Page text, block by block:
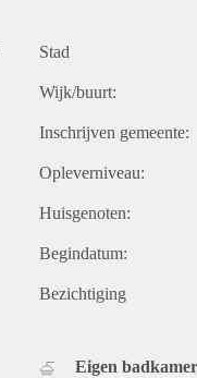
Stad
Wijk/buurt:
Inschrijven gemeente:
Opleverniveau:
Huisgenoten:
Begindatum:
Bezichtiging
Eigen badkamer